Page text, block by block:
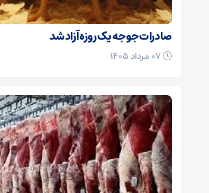
صادرات جوجه یک روزه آزاد شد